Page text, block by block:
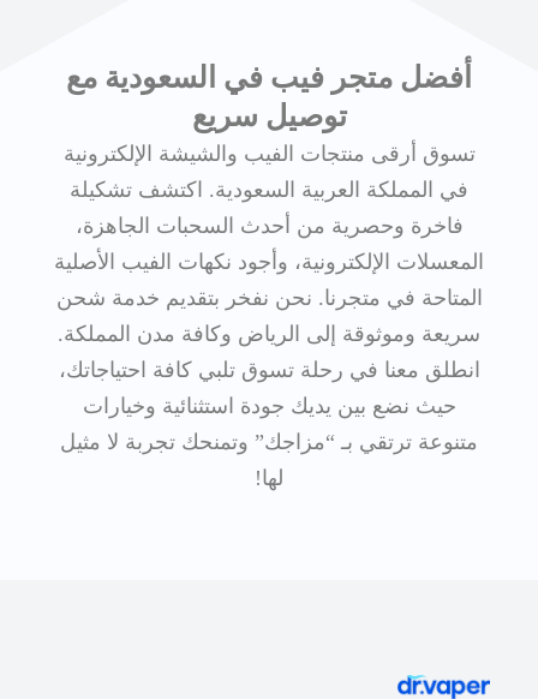
أفضل متجر فيب في السعودية مع
توصيل سريع
تسوق أرقى منتجات الفيب والشيشة الإلكترونية
في المملكة العربية السعودية. اكتشف تشكيلة
فاخرة وحصرية من أحدث السحبات الجاهزة،
المعسلات الإلكترونية، وأجود نكهات الفيب الأصلية
المتاحة في متجرنا. نحن نفخر بتقديم خدمة شحن
سريعة وموثوقة إلى الرياض وكافة مدن المملكة.
انطلق معنا في رحلة تسوق تلبي كافة احتياجاتك،
حيث نضع بين يديك جودة استثنائية وخيارات
متنوعة ترتقي بـ “مزاجك” وتمنحك تجربة لا مثيل
لها!